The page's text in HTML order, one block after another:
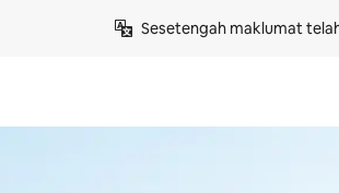
Sesetengah maklumat